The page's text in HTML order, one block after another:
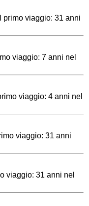
primo viaggio: 31 anni
viaggio: 7 anni nel
viaggio: 4 anni nel
viaggio: 31 anni
viaggio: 31 anni nel